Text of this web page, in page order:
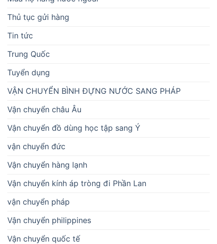
Thủ tục gửi hàng
Tin tức
Trung Quốc
Tuyển dụng
VẬN CHUYỂN BÌNH ĐỰNG NƯỚC SANG PHÁP
Vận chuyển châu Âu
Vận chuyển đồ dùng học tập sang Ý
vận chuyển đức
Vận chuyển hàng lạnh
Vận chuyển kính áp tròng đi Phần Lan
vận chuyển pháp
Vận chuyển philippines
Vận chuyển quốc tế